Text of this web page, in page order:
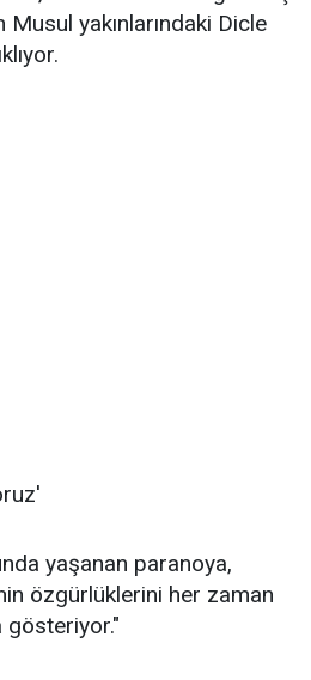
yakınlarındaki Dicle
yaşanan paranoya,
özgürlüklerini her zaman
gösteriyor."